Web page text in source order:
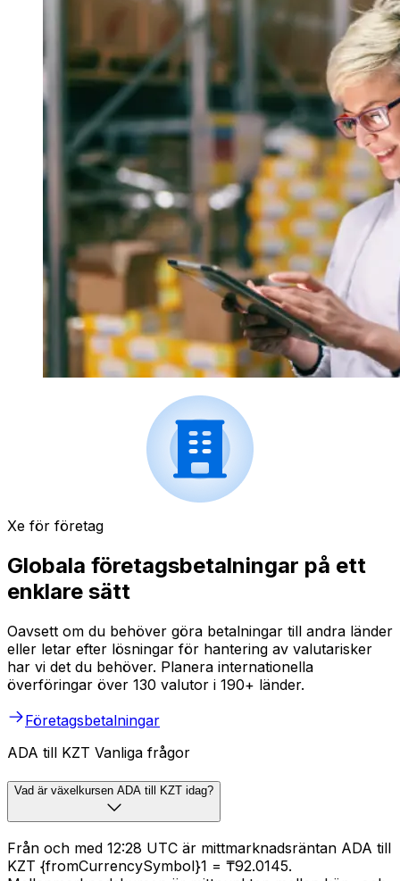
Xe för företag
Globala företagsbetalningar på ett
enklare sätt
Oavsett om du behöver göra betalningar till andra länder
eller letar efter lösningar för hantering av valutarisker
har vi det du behöver. Planera internationella
överföringar över 130 valutor i 190+ länder.
Företagsbetalningar
ADA till KZT Vanliga frågor
Vad är växelkursen ADA till KZT idag?
Från och med 12:28 UTC är mittmarknadsräntan ADA till
KZT {fromCurrencySymbol}1 = ₸92.0145.